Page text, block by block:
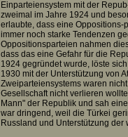
Einparteiensystem mit der
zweimal im Jahre 1924 und
erlaubte, dass eine Oppositions-
immer noch starke Tendenzen
Oppositionsparteien nahmen
dass das eine Gefahr für die
1924 gegründet wurde, löste
1930 mit der Unterstützung von
Zweiparteiensystems waren
Gesellschaft nicht verlieren
Mann" der Republik und sah
war dringend, weil die Türkei
Russland und Unterstützung